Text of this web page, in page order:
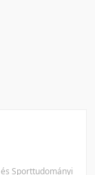
Sporttudományi